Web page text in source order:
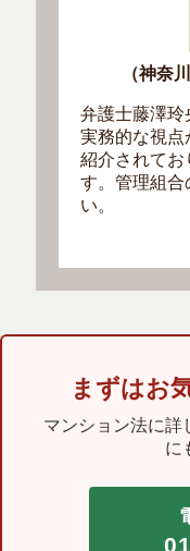
（神奈
弁護士藤澤玲
実務的な視点
紹介されて
す。管理組合
い。
まずはお
マンション法に詳
に